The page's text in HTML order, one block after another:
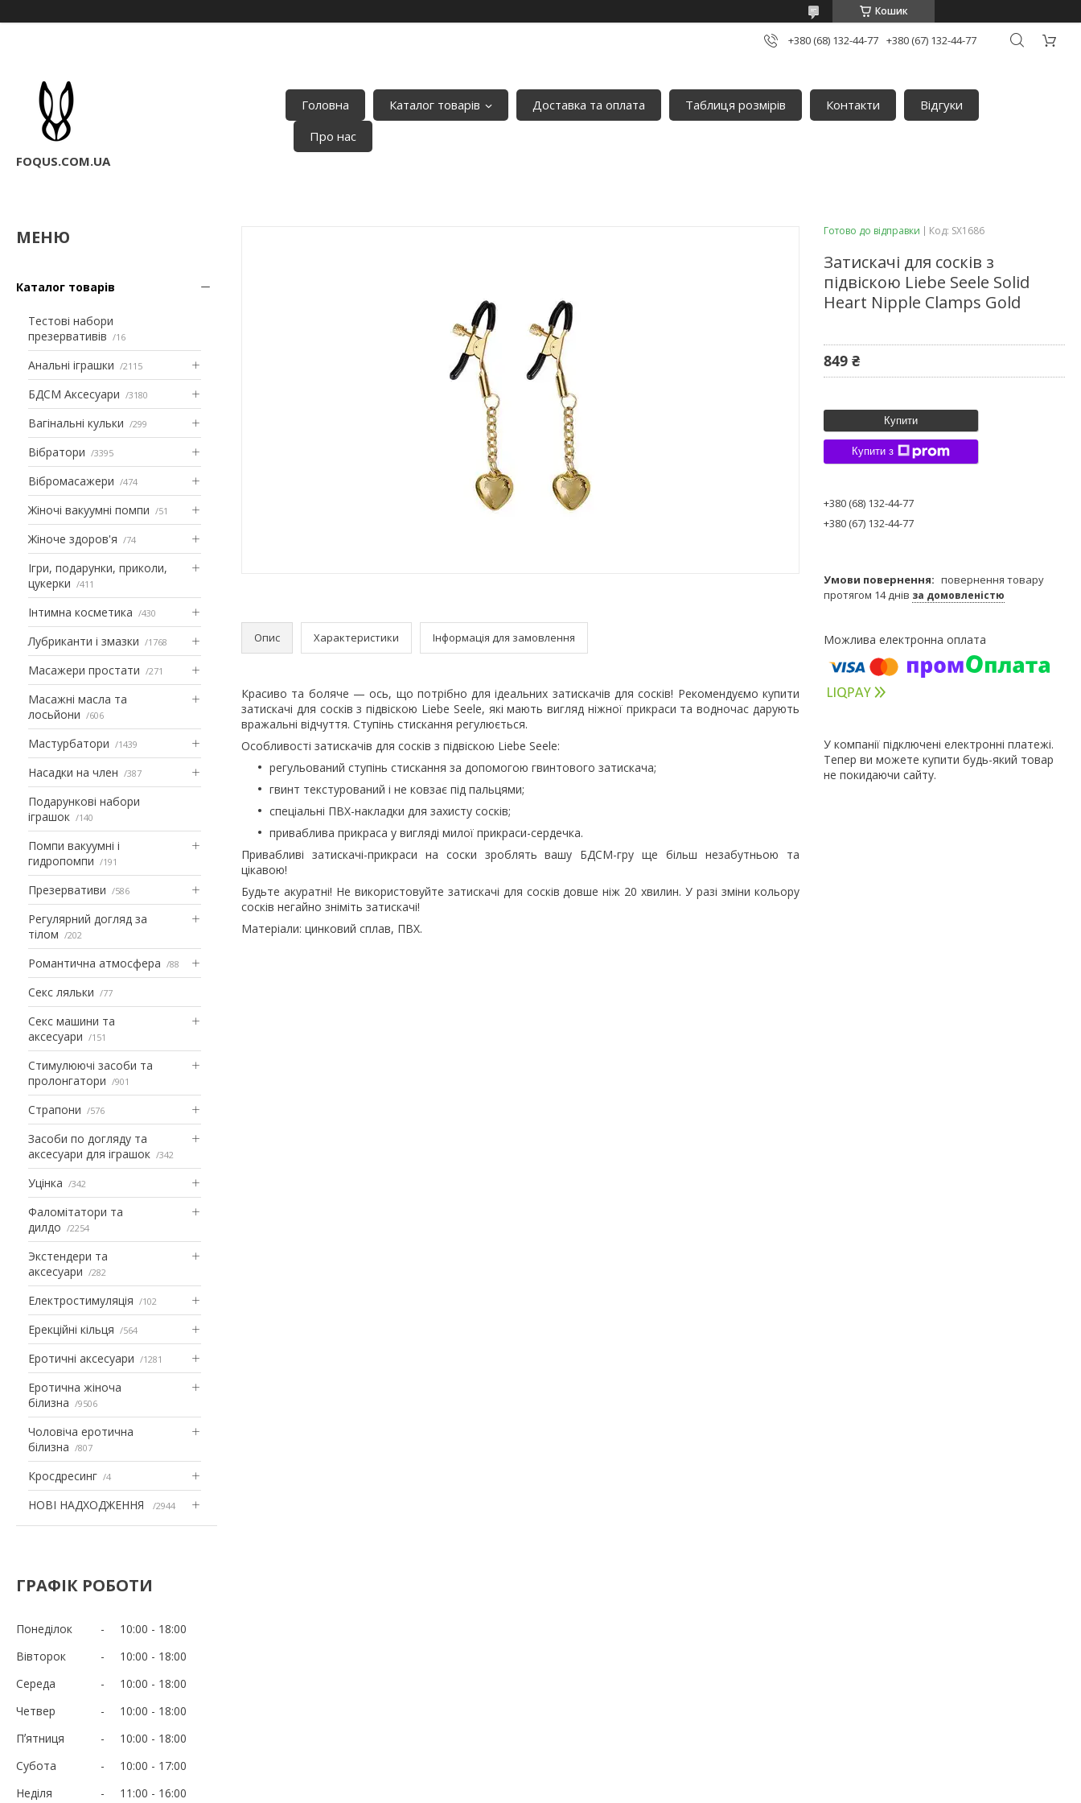
Кошик
+380 (68) 132-44-77 +380 (67) 132-44-77
FOQUS.COM.UA
Головна Каталог товарів Доставка та оплата Таблиця розмірів Контакти
Відгуки
Про нас
Каталог товарів
Тестові набори
презервативів
16
Анальні іграшки 2115
БДСМ Аксесуари 3180
Вагінальні кульки 299
Вібратори 3395
Вібромасажери 474
Жіночі вакуумні помпи 51
Жіноче здоров'я 74
Ігри, подарунки, приколи,
цукерки
411
Інтимна косметика 430
Лубриканти і змазки 1768
Масажери простати 271
Масажні масла та
лосьйони
606
Мастурбатори 1439
Насадки на член 387
Подарункові набори
іграшок
140
Помпи вакуумні і
гидропомпи
191
Презервативи 586
Регулярний догляд за
тілом
202
Романтична атмосфера 88
Секс ляльки 77
Секс машини та
аксесуари
151
Стимулюючі засоби та
пролонгатори
901
Страпони 576
Засоби по догляду та
аксесуари для іграшок
342
Уцінка 342
Фаломітатори та
дилдо
2254
Экстендери та
аксесуари
282
Електростимуляція 102
Ерекційні кільця 564
Еротичні аксесуари 1281
Еротична жіноча
білизна
9506
Чоловіча еротична
білизна
807
Кросдресинг 4
НОВІ НАДХОДЖЕННЯ 2944
ГРАФІК РОБОТИ
Понеділок 10:00
18:00
Вівторок
10:00
18:00
Середа
10:00
18:00
Четвер
10:00
18:00
Пʼятниця
10:00
18:00
Субота
10:00
17:00
Неділя
11:00 16:00
Опис Характеристики Інформація для замовлення
Красиво та боляче — ось, що потрібно для ідеальних затискачів для сосків! Рекомендуємо купити
затискачі для сосків з підвіскою Liebe Seele, які мають вигляд ніжної прикраси та водночас дарують
вражальні відчуття. Ступінь стискання регулюється.
Особливості затискачів для сосків з підвіскою Liebe Seele:
регульований ступінь стискання за допомогою гвинтового затискача;
гвинт текстурований і не ковзає під пальцями;
спеціальні ПВХ-накладки для захисту сосків;
приваблива прикраса у вигляді милої прикраси-сердечка.
Привабливі затискачі-прикраси на соски зроблять вашу БДСМ-гру ще більш незабутньою та
цікавою!
Будьте акуратні! Не використовуйте затискачі для сосків довше ніж 20 хвилин. У разі зміни кольору
сосків негайно зніміть затискачі!
Матеріали: цинковий сплав, ПВХ.
Готово до відправки Код: SX1686
Затискачі для сосків з
підвіскою Liebe Seele Solid
Heart Nipple Clamps Gold
849 ₴
Купити
Купити з
+380 (68) 132-44-77
+380 (67) 132-44-77
повернення товару
протягом 14 днів за домовленістю
У компанії підключені електронні платежі.
Тепер ви можете купити будь-який товар
не покидаючи сайту.